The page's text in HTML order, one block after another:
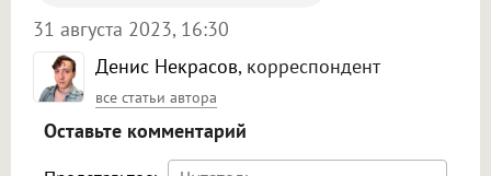
Денис Некрасов, корреспондент
все статьи автора
31 августа 2023, 16:30
Оставьте комментарий